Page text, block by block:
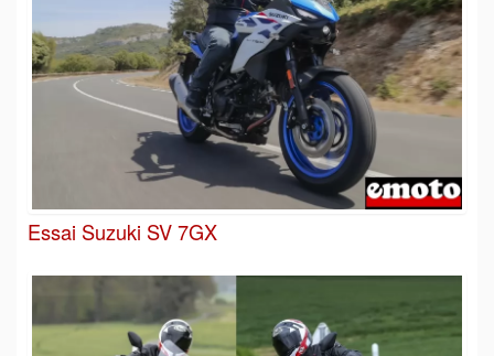
Essai Suzuki SV 7GX